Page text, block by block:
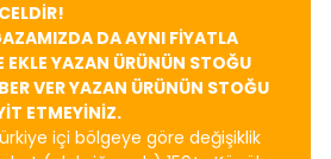
DA AYNI FİYATLA
EKLE YAZAN ÜRÜNÜN STOĞU
VER YAZAN ÜRÜNÜN STOĞU
ETMEYİNİZ.
içi bölgeye göre değişiklik